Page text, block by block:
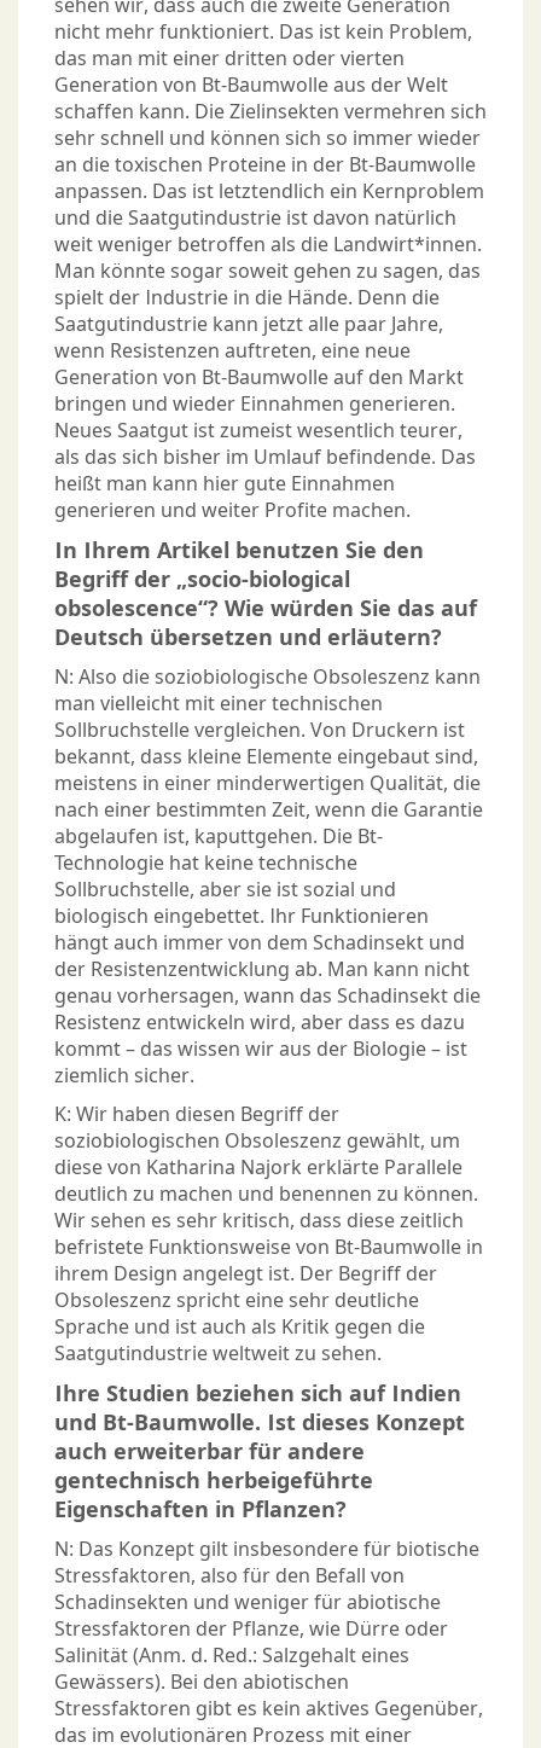
nicht mehr funktioniert. Das ist kein Problem,
das man mit einer dritten oder vierten
Generation von Bt-Baumwolle aus der Welt
schaffen kann. Die Zielinsekten vermehren sich
sehr schnell und können sich so immer wieder
an die toxischen Proteine in der Bt-Baumwolle
anpassen. Das ist letztendlich ein Kernproblem
und die Saatgutindustrie ist davon natürlich
weit weniger betroffen als die Landwirt*innen.
Man könnte sogar soweit gehen zu sagen, das
spielt der Industrie in die Hände. Denn die
Saatgutindustrie kann jetzt alle paar Jahre,
wenn Resistenzen auftreten, eine neue
Generation von Bt-Baumwolle auf den Markt
bringen und wieder Einnahmen generieren.
Neues Saatgut ist zumeist wesentlich teurer,
als das sich bisher im Umlauf befindende. Das
heißt man kann hier gute Einnahmen
generieren und weiter Profite machen.
In Ihrem Artikel benutzen Sie den
Begriff der „socio-biological
obsolescence“? Wie würden Sie das auf
Deutsch übersetzen und erläutern?
N: Also die soziobiologische Obsoleszenz kann
man vielleicht mit einer technischen
Sollbruchstelle vergleichen. Von Druckern ist
bekannt, dass kleine Elemente eingebaut sind,
meistens in einer minderwertigen Qualität, die
nach einer bestimmten Zeit, wenn die Garantie
abgelaufen ist, kaputtgehen. Die Bt-
Technologie hat keine technische
Sollbruchstelle, aber sie ist sozial und
biologisch eingebettet. Ihr Funktionieren
hängt auch immer von dem Schadinsekt und
der Resistenzentwicklung ab. Man kann nicht
genau vorhersagen, wann das Schadinsekt die
Resistenz entwickeln wird, aber dass es dazu
kommt – das wissen wir aus der Biologie – ist
ziemlich sicher.
K: Wir haben diesen Begriff der
soziobiologischen Obsoleszenz gewählt, um
diese von Katharina Najork erklärte Parallele
deutlich zu machen und benennen zu können.
Wir sehen es sehr kritisch, dass diese zeitlich
befristete Funktionsweise von Bt-Baumwolle in
ihrem Design angelegt ist. Der Begriff der
Obsoleszenz spricht eine sehr deutliche
Sprache und ist auch als Kritik gegen die
Saatgutindustrie weltweit zu sehen.
Ihre Studien beziehen sich auf Indien
und Bt-Baumwolle. Ist dieses Konzept
auch erweiterbar für andere
gentechnisch herbeigeführte
Eigenschaften in Pflanzen?
N: Das Konzept gilt insbesondere für biotische
Stressfaktoren, also für den Befall von
Schadinsekten und weniger für abiotische
Stressfaktoren der Pflanze, wie Dürre oder
Salinität (Anm. d. Red.: Salzgehalt eines
Gewässers). Bei den abiotischen
Stressfaktoren gibt es kein aktives Gegenüber,
das im evolutionären Prozess mit einer